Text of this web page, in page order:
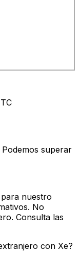
Podemos superar
nuestro
No
Consulta las
con Xe?